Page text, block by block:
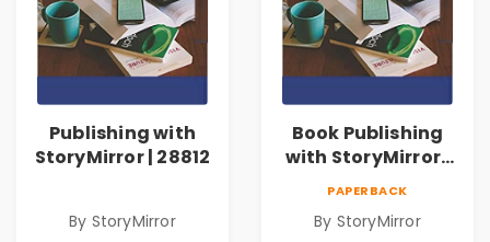
Publishing with
StoryMirror | 28812
By StoryMirror
Book Publishing
with StoryMirror |
73632
PAPERBACK
By StoryMirror